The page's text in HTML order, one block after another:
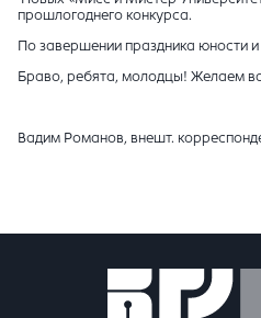
прошлогоднего конкурса.
По завершении праздника юности
Браво, ребята, молодцы! Желаем
Вадим Романов, внешт.